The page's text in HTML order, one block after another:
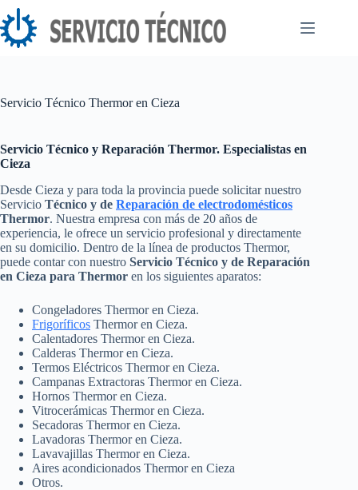
Saltar
al
contenido
Servicio Técnico Thermor en Cieza
Servicio Técnico y Reparación Thermor. Especialistas en
Cieza
Desde Cieza y para toda la provincia puede solicitar nuestro
Servicio Técnico y de Reparación de electrodomésticos
Thermor. Nuestra empresa con más de 20 años de
experiencia, le ofrece un servicio profesional y directamente
en su domicilio. Dentro de la línea de productos Thermor,
puede contar con nuestro Servicio Técnico y de Reparación
en Cieza para Thermor en los siguientes aparatos:
Congeladores Thermor en Cieza.
Frigoríficos Thermor en Cieza.
Calentadores Thermor en Cieza.
Calderas Thermor en Cieza.
Termos Eléctricos Thermor en Cieza.
Campanas Extractoras Thermor en Cieza.
Hornos Thermor en Cieza.
Vitrocerámicas Thermor en Cieza.
Secadoras Thermor en Cieza.
Lavadoras Thermor en Cieza.
Lavavajillas Thermor en Cieza.
Aires acondicionados Thermor en Cieza
Otros.